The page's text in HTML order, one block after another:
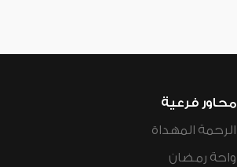
محاور فرعية
الرحمة المهداة
واحة رمضان